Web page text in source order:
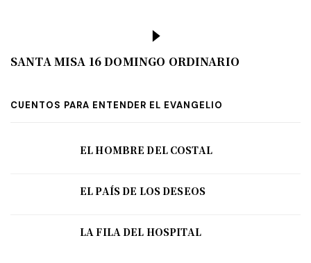
SANTA MISA 16 DOMINGO ORDINARIO
CUENTOS PARA ENTENDER EL EVANGELIO
EL HOMBRE DEL COSTAL
EL PAÍS DE LOS DESEOS
LA FILA DEL HOSPITAL